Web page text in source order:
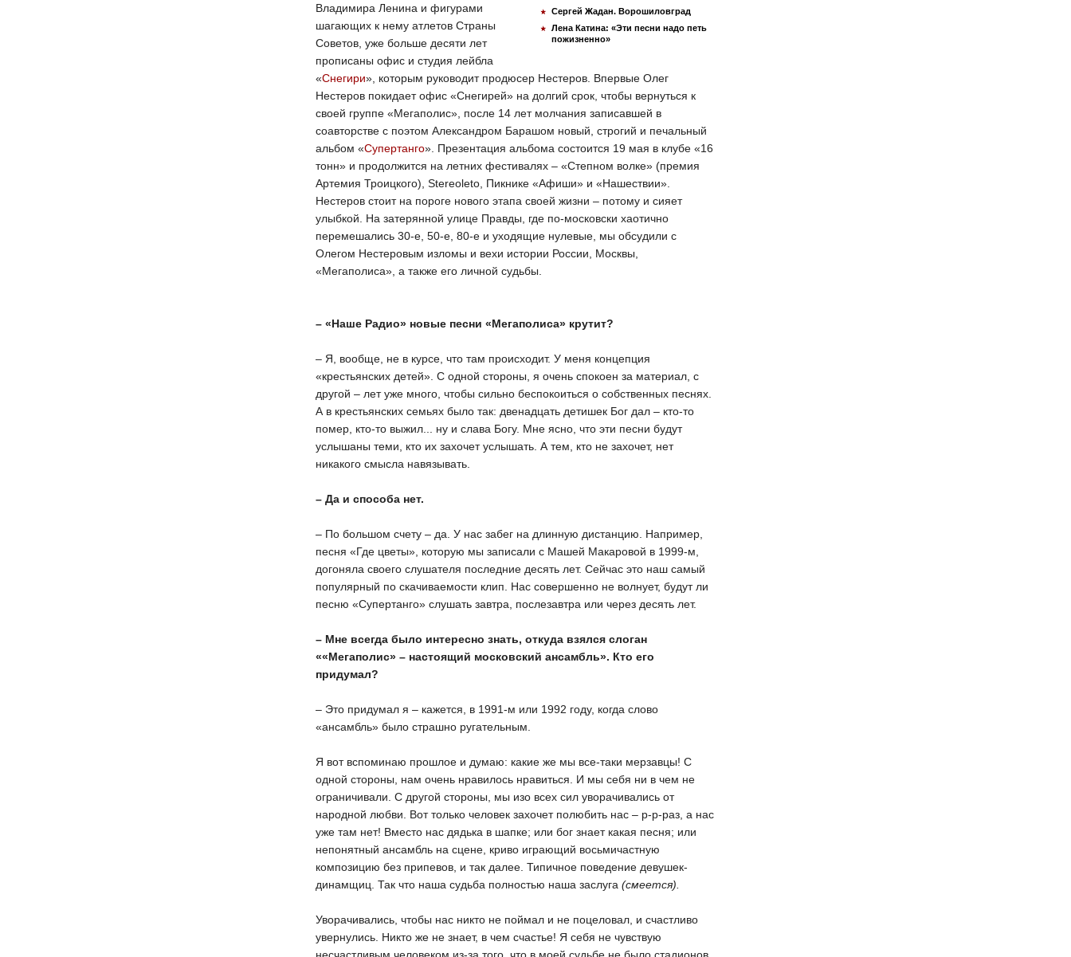
Сергей Жадан. Ворошиловград
Лена Катина: «Эти песни надо петь
пожизненно»
Владимира Ленина и фигурами
шагающих к нему атлетов Страны
Советов, уже больше десяти лет
прописаны офис и студия лейбла
«Снегири», которым руководит продюсер Нестеров. Впервые Олег
Нестеров покидает офис «Снегирей» на долгий срок, чтобы вернуться к
своей группе «Мегаполис», после 14 лет молчания записавшей в
соавторстве с поэтом Александром Барашом новый, строгий и печальный
альбом «Супертанго». Презентация альбома состоится 19 мая в клубе «16
тонн» и продолжится на летних фестивалях – «Степном волке» (премия
Артемия Троицкого), Stereoleto, Пикнике «Афиши» и «Нашествии».
Нестеров стоит на пороге нового этапа своей жизни – потому и сияет
улыбкой. На затерянной улице Правды, где по-московски хаотично
перемешались 30-е, 50-е, 80-е и уходящие нулевые, мы обсудили с
Олегом Нестеровым изломы и вехи истории России, Москвы,
«Мегаполиса», а также его личной судьбы.
– «Наше Радио» новые песни «Мегаполиса» крутит?
– Я, вообще, не в курсе, что там происходит. У меня концепция
«крестьянских детей». С одной стороны, я очень спокоен за материал, с
другой – лет уже много, чтобы сильно беспокоиться о собственных песнях.
А в крестьянских семьях было так: двенадцать детишек Бог дал – кто-то
помер, кто-то выжил... ну и слава Богу. Мне ясно, что эти песни будут
услышаны теми, кто их захочет услышать. А тем, кто не захочет, нет
никакого смысла навязывать.
– Да и способа нет.
– По большом счету – да. У нас забег на длинную дистанцию. Например,
песня «Где цветы», которую мы записали с Машей Макаровой в 1999-м,
догоняла своего слушателя последние десять лет. Сейчас это наш самый
популярный по скачиваемости клип. Нас совершенно не волнует, будут ли
песню «Супертанго» слушать завтра, послезавтра или через десять лет.
– Мне всегда было интересно знать, откуда взялся слоган
««Мегаполис» – настоящий московский ансамбль». Кто его
придумал?
– Это придумал я – кажется, в 1991-м или 1992 году, когда слово
«ансамбль» было страшно ругательным.
Я вот вспоминаю прошлое и думаю: какие же мы все-таки мерзавцы! С
одной стороны, нам очень нравилось нравиться. И мы себя ни в чем не
ограничивали. С другой стороны, мы изо всех сил уворачивались от
народной любви. Вот только человек захочет полюбить нас – р-р-раз, а нас
уже там нет! Вместо нас дядька в шапке; или бог знает какая песня; или
непонятный ансамбль на сцене, криво играющий восьмичастную
композицию без припевов, и так далее. Типичное поведение девушек-
динамщиц. Так что наша судьба полностью наша заслуга (смеется).
Уворачивались, чтобы нас никто не поймал и не поцеловал, и счастливо
увернулись. Никто же не знает, в чем счастье! Я себя не чувствую